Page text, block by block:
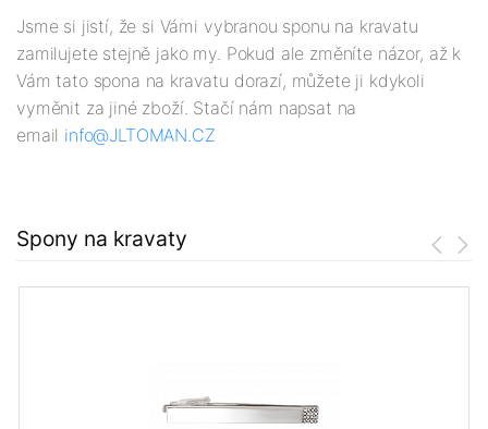
Jsme si jistí, že si Vámi vybranou sponu na kravatu
zamilujete stejně jako my. Pokud ale změníte názor, až k
Vám tato spona na kravatu dorazí, můžete ji kdykoli
vyměnit za jiné zboží. Stačí nám napsat na
email info@JLTOMAN.CZ
Spony na kravaty